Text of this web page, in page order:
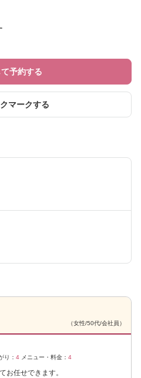
予約する
マークする
（女性/50代/会社員）
り： 4 メニュー・料金： 4
お任せできます。